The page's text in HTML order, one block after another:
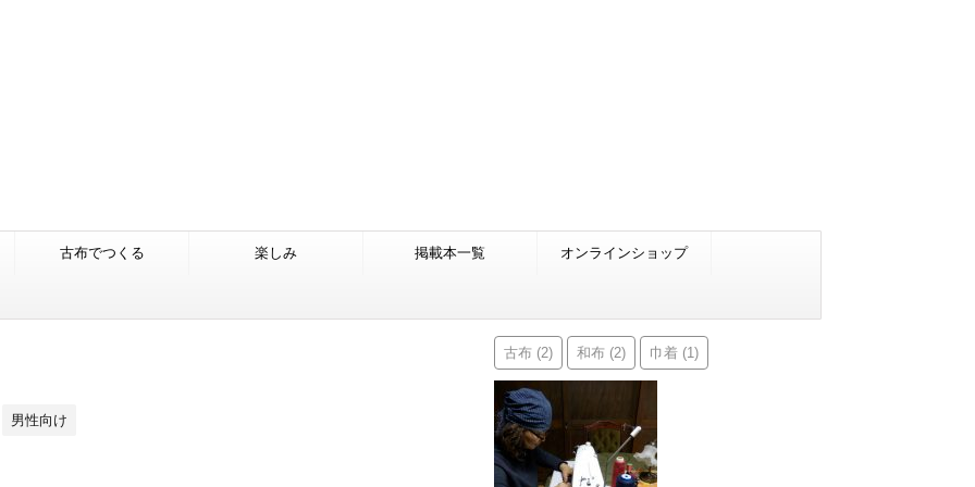
古布でつくる 楽しみ 掲載本一覧 オンラインショップ
男性向け
古布 (2) 和布 (2) 巾着 (1)